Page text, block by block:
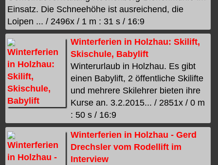
Einsatz. Die Schneehöhe ist ausreichend, die
Loipen ... / 2496x / 1 m : 31 s / 16:9
Winterferien in Holzhau: Skilift,
Skischule, Babylift
Winterurlaub in Holzhau. Es gibt
einen Babylift, 2 öffentliche Skilifte
und mehrere Skilehrer bieten ihre
Kurse an. 3.2.2015... / 2851x / 0 m
: 50 s / 16:9
Winterferien in Holzhau - Gerd
Drechsler vom Rodellift im
Interview